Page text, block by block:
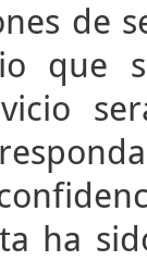
de
que
ha